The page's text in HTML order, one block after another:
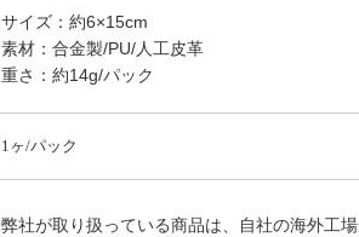
サイズ：約6×15cm
素材：合金製/PU/人工皮革
重さ：約14g/パック
1ヶ/パック
弊社が取り扱っている商品は、自社の海外工